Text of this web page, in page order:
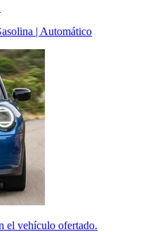
| Automático
el vehículo ofertado.